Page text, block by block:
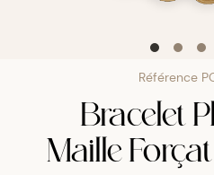
Référence
Bracelet
Maille